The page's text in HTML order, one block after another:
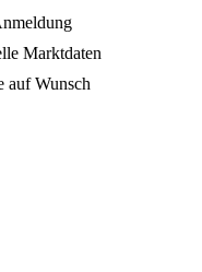
Marktdaten
auf Wunsch